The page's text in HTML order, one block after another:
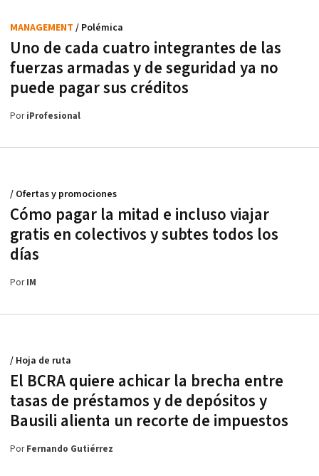
Uno de cada cuatro integrantes de las
fuerzas armadas y de seguridad ya no
puede pagar sus créditos
MANAGEMENT / Polémica
PoriProfesional
Cómo pagar la mitad e incluso viajar
gratis en colectivos y subtes todos los
días
/ Ofertas y promociones
PorIM
El BCRA quiere achicar la brecha entre
tasas de préstamos y de depósitos y
Bausili alienta un recorte de impuestos
/ Hoja de ruta
PorFernando Gutiérrez